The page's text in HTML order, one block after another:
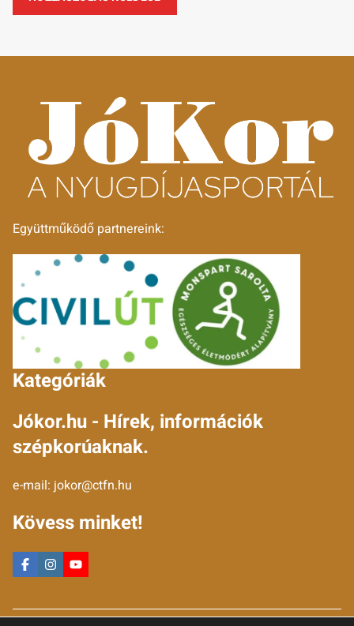
Együttműködő partnereink:
Kategóriák
Jókor.hu - Hírek, információk
szépkorúaknak.
e-mail: jokor@ctfn.hu
Kövess minket!